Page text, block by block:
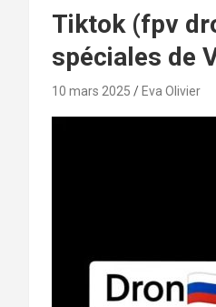
Tiktok (fpv
spéciales de
10 mars 2025 Eva Olivier